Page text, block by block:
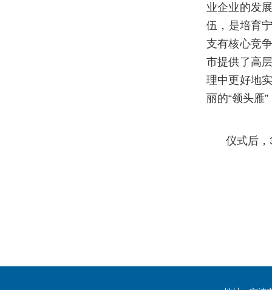
业企业的发
伍，是培育
支有核心竞
市提供了高
理中更好地
丽的“领头雁
仪式后